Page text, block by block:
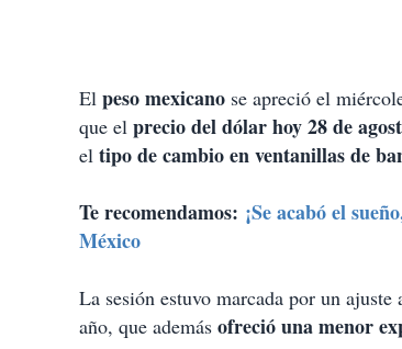
El peso mexicano se apreció el
que el precio del dólar hoy 28 de
el tipo de cambio en ventanillas de
Te recomendamos: ¡Se acabó el
México
La sesión estuvo marcada por un
año, que además ofreció una menor